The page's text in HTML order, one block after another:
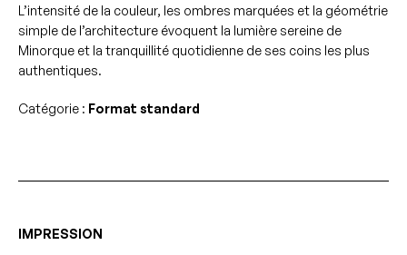
L’intensité de la couleur, les ombres marquées et la géométrie
simple de l’architecture évoquent la lumière sereine de
Minorque et la tranquillité quotidienne de ses coins les plus
authentiques.
Catégorie : Format standard
IMPRESSION